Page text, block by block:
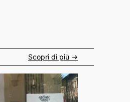
Scopri di più ->